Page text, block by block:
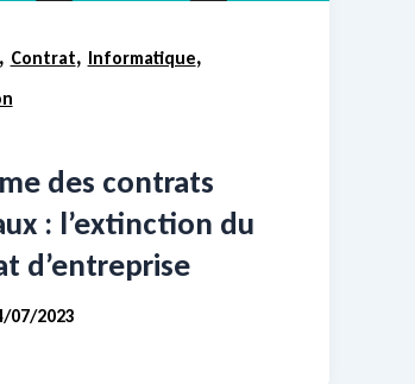
, Contrat, Informatique,
des contrats
: l’extinction du
d’entreprise
07/2023